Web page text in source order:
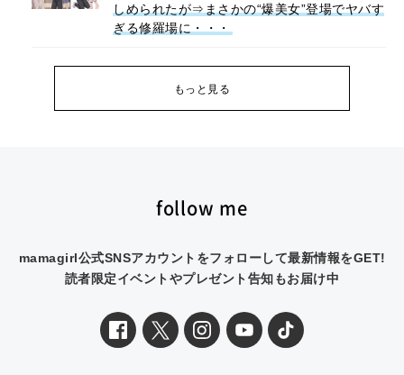
しめられたが⇒まさかの“爆美女”登場でヤバす
ぎる修羅場に・・・
もっと見る
follow me
mamagirl公式SNSアカウントをフォローして最新情報をGET!
読者限定イベントやプレゼント告知もお届け中